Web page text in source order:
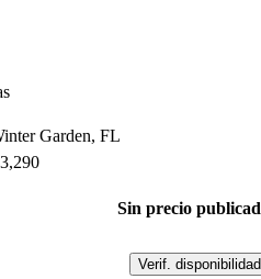
Garden, FL
Sin precio
Verif. disponibilidad